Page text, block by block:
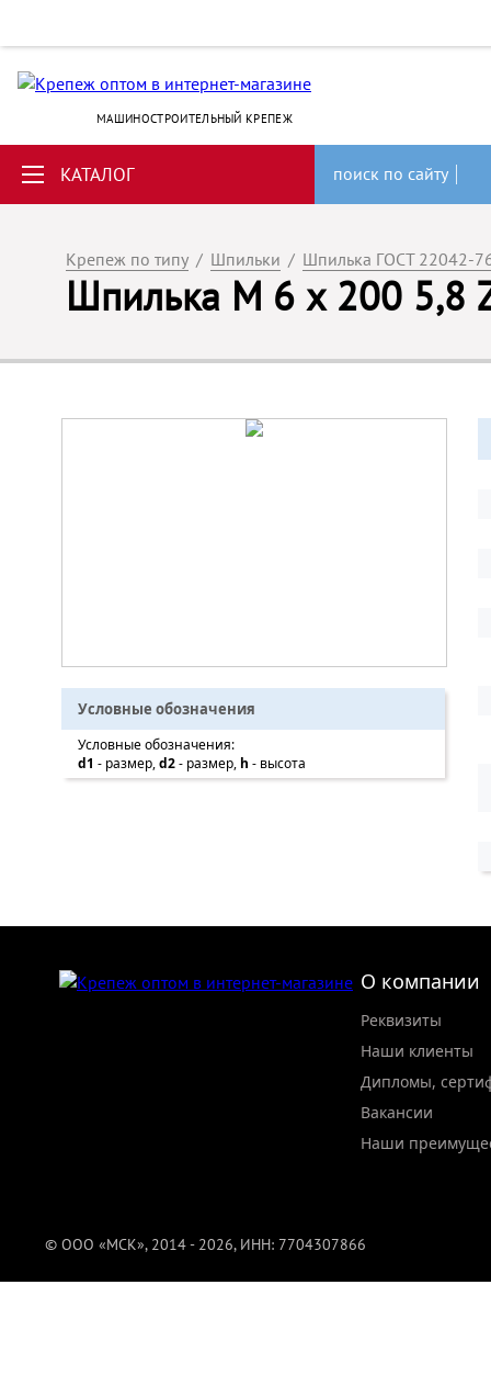
МАШИНОСТРОИТЕЛЬНЫЙ КРЕПЕЖ
КАТАЛОГ поиск по сайту
Крепеж по типу / Шпильки / Шпилька ГОСТ 22042-
Шпилька М 6 х 200 5,8
Условные обозначения
Условные обозначения:
d1 - размер,d2- размер, h - высота
О компании
Реквизиты
Наши клиенты
Дипломы,
Вакансии
Наши
© ООО «МСК», 2014 - 2026, ИНН: 7704307866